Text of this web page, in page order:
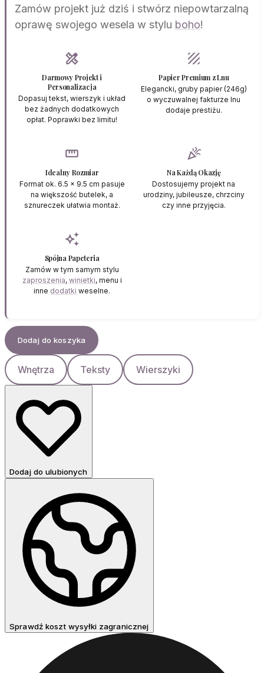
Zamów projekt już dziś i stwórz niepowtarzalną
oprawę swojego wesela w stylu boho!
design_services
Darmowy Projekt i
Personalizacja
Dopasuj tekst, wierszyk i układ
bez żadnych dodatkowych
opłat. Poprawki bez limitu!
texture
Papier Premium z Lnu
Elegancki, gruby papier (246g)
o wyczuwalnej fakturze lnu
dodaje prestiżu.
straighten
Idealny Rozmiar
Format ok. 6.5 x 9.5 cm pasuje
na większość butelek, a
sznureczek ułatwia montaż.
celebration
Na Każdą Okazję
Dostosujemy projekt na
urodziny, jubileusze, chrzciny
czy inne przyjęcia.
auto_awesome
Spójna Papeteria
Zamów w tym samym stylu
zaproszenia, winietki, menu i
inne dodatki weselne.
Dodaj do koszyka
Wnętrza Teksty Wierszyki
Dodaj do ulubionych
Sprawdź koszt wysyłki zagranicznej